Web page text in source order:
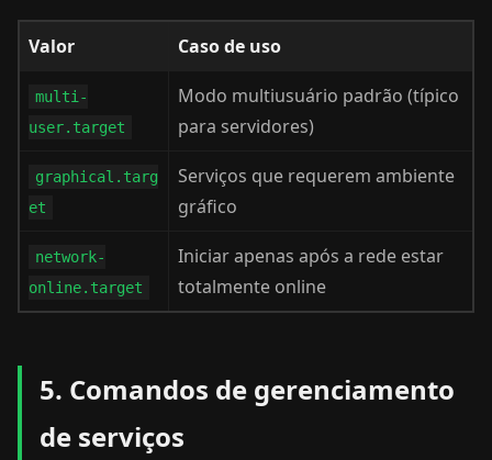
Valor Caso de uso
multi-
user.target
Modo multiusuário padrão (típico
para servidores)
graphical.targ
et
Serviços que requerem ambiente
gráfico
network-
online.target
Iniciar apenas após a rede estar
totalmente online
5. Comandos de gerenciamento
de serviços